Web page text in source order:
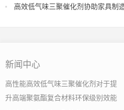
果
高效低气味三聚催化剂协助家具制
新闻中心
高性能高效低气味三聚催化剂对于提
升高端聚氨酯复合材料环保级别效能